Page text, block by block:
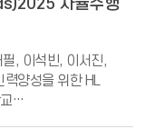
자율주행
, 이석빈, 이서진,
력양성을 위한 HL